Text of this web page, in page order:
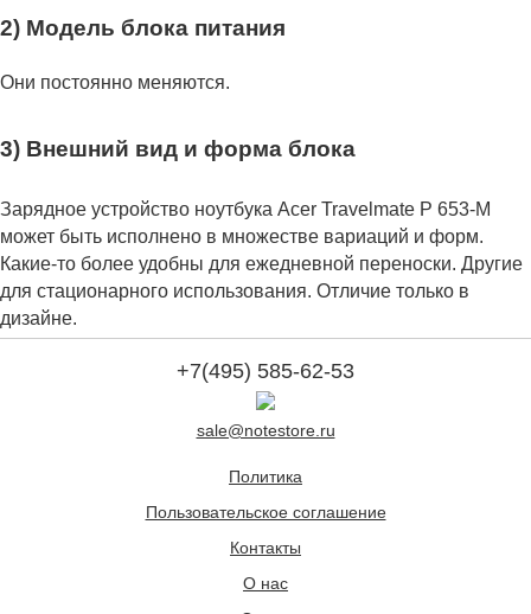
2) Модель блока питания
Они постоянно меняются.
3) Внешний вид и форма блока
Зарядное устройство ноутбука Acer Travelmate P 653-M
может быть исполнено в множестве вариаций и форм.
Какие-то более удобны для ежедневной переноски. Другие
для стационарного использования. Отличие только в
дизайне.
+7(495) 585-62-53
sale@notestore.ru
Политика
Пользовательское соглашение
Контакты
О нас